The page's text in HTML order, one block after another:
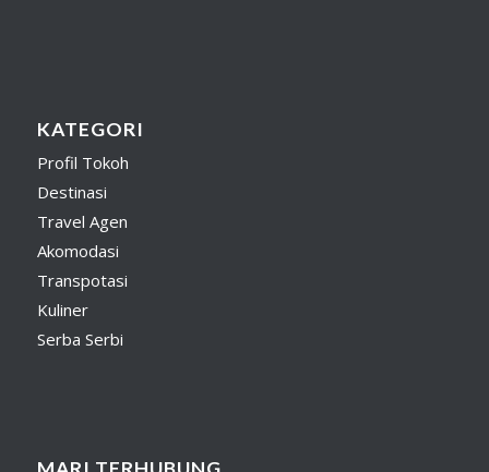
KATEGORI
Profil Tokoh
Destinasi
Travel Agen
Akomodasi
Transpotasi
Kuliner
Serba Serbi